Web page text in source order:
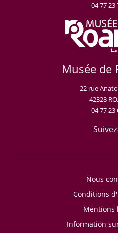
04 77 23
Musée de
22 rue
42328
04 77 23
Nous
Conditions
Mentions
Information